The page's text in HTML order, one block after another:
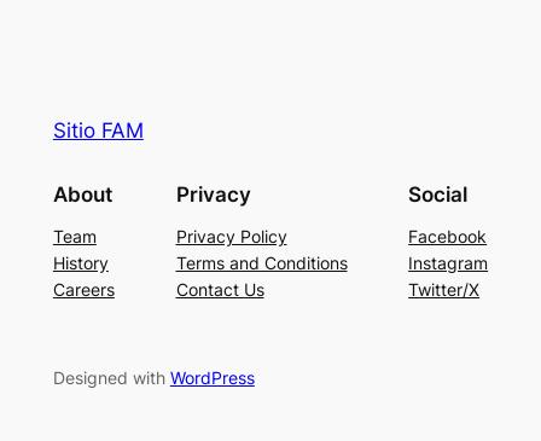
Sitio FAM
About
Team
History
Careers
Privacy
Privacy Policy
Terms and Conditions
Contact Us
Social
Facebook
Instagram
Twitter/X
Designed with WordPress